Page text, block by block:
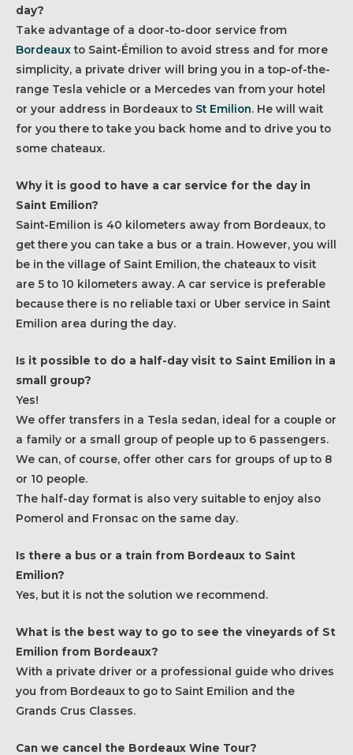
day?
Take advantage of a door-to-door service from
Bordeauxto Saint-Émilion to avoid stress and for more
simplicity, a private driver will bring you in a top-of-the-
range Tesla vehicle or a Mercedes van from your hotel
or your address in Bordeaux to St Emilion. He will wait
for you there to take you back home and to drive you to
some chateaux.
Why it is good to have a car service for the day in
Saint Emilion?
Saint-Emilion is 40 kilometers away from Bordeaux, to
get there you can take a bus or a train. However, you will
be in the village of Saint Emilion, the chateaux to visit
are 5 to 10 kilometers away. A car service is preferable
because there is no reliable taxi or Uber service in Saint
Emilion area during the day.
Is it possible to do a half-day visit to Saint Emilion in a
small group?
Yes!
We offer transfers in a Tesla sedan, ideal for a couple or
a family or a small group of people up to 6 passengers.
We can, of course, offer other cars for groups of up to 8
or 10 people.
The half-day format is also very suitable to enjoy also
Pomerol and Fronsac on the same day.
Is there a bus or a train from Bordeaux to Saint
Emilion?
Yes, but it is not the solution we recommend.
What is the best way to go to see the vineyards of St
Emilion from Bordeaux?
With a private driver or a professional guide who drives
you from Bordeaux to go to Saint Emilion and the
Grands Crus Classes.
Can we cancel the Bordeaux Wine Tour?